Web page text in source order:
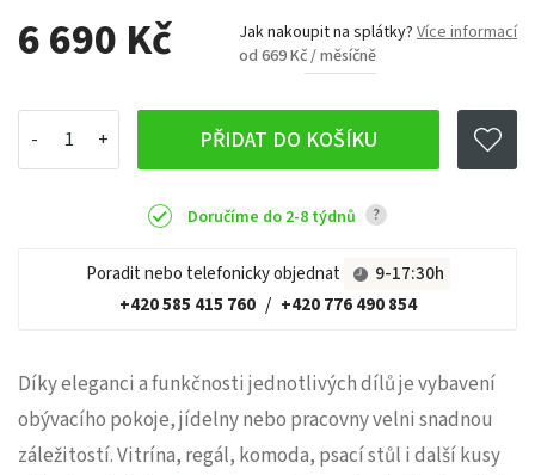
6 690 Kč Jak nakoupit na splátky? Více informací
od 669 Kč / měsíčně
PŘIDAT DO KOŠÍKU
Doručíme do 2-8 týdnů ?
Poradit nebo telefonicky objednat
9-17:30h
+420 585 415 760 / +420 776 490 854
Díky eleganci a funkčnosti jednotlivých dílů je vybavení
obývacího pokoje, jídelny nebo pracovny velni snadnou
záležitostí. Vitrína, regál, komoda, psací stůl i další kusy